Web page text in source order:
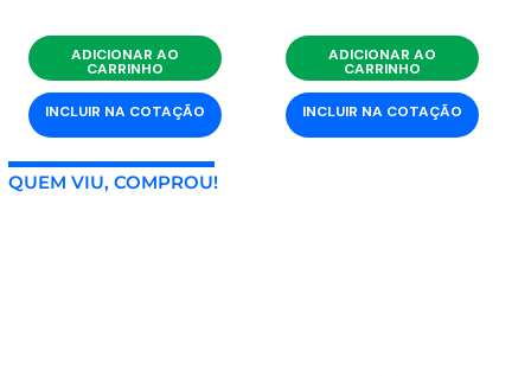
ADICIONAR AO
CARRINHO
INCLUIR NA COTAÇÃO
ADICIONAR AO
CARRINHO
INCLUIR NA COTAÇÃO
QUEM VIU, COMPROU!